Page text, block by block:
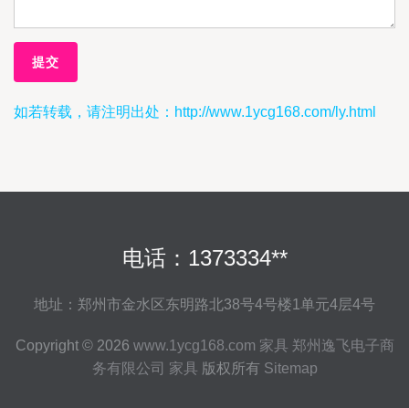
如若转载，请注明出处：http://www.1ycg168.com/ly.html
电话：1373334**
地址：郑州市金水区东明路北38号4号楼1单元4层4号
Copyright © 2026 www.1ycg168.com 家具 郑州逸飞电子商
务有限公司 家具 版权所有 Sitemap